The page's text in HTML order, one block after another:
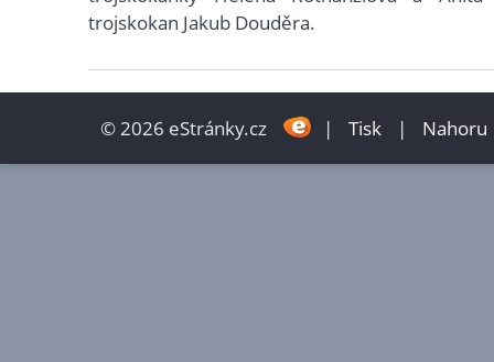
trojskokan Jakub Douděra.
© 2026 eStránky.cz | Tisk | Nahoru